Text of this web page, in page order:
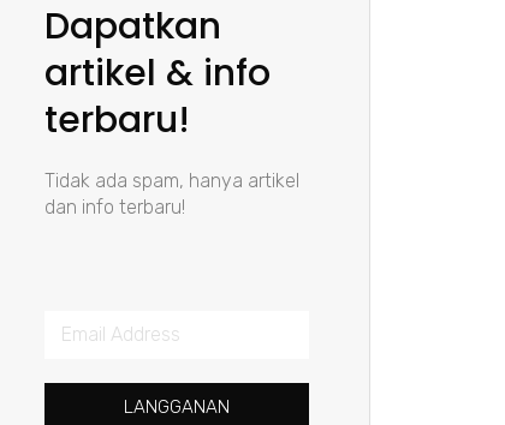
Dapatkan
artikel & info
terbaru!
Tidak ada spam, hanya artikel
dan info terbaru!
LANGGANAN